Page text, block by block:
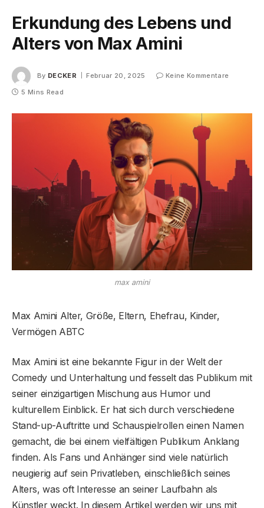
Erkundung des Lebens und
Alters von Max Amini
By DECKER Februar 20, 2025
Keine Kommentare
5 Mins Read
max amini
Max Amini Alter, Größe, Eltern, Ehefrau, Kinder,
Vermögen ABTC
Max Amini ist eine bekannte Figur in der Welt der
Comedy und Unterhaltung und fesselt das Publikum mit
seiner einzigartigen Mischung aus Humor und
kulturellem Einblick. Er hat sich durch verschiedene
Stand-up-Auftritte und Schauspielrollen einen Namen
gemacht, die bei einem vielfältigen Publikum Anklang
finden. Als Fans und Anhänger sind viele natürlich
neugierig auf sein Privatleben, einschließlich seines
Alters, was oft Interesse an seiner Laufbahn als
Künstler weckt. In diesem Artikel werden wir uns mit